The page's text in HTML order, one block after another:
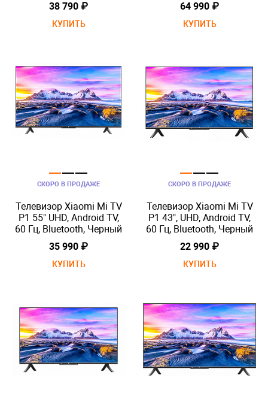
38 790 ₽
КУПИТЬ
64 990 ₽
КУПИТЬ
СКОРО В ПРОДАЖЕ
Телевизор Xiaomi Mi TV
P1 55" UHD, Android TV,
60 Гц, Bluetooth, Черный
35 990 ₽
КУПИТЬ
СКОРО В ПРОДАЖЕ
Телевизор Xiaomi Mi TV
P1 43", UHD, Android TV,
60 Гц, Bluetooth, Черный
22 990 ₽
КУПИТЬ